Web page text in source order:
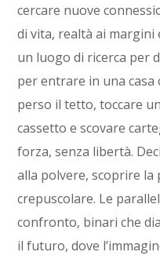
cercare nuove
di vita, realtà ai margini
un luogo di ricerca per
per entrare in una casa
perso il tetto, toccare
cassetto e scovare
forza, senza libertà.
alla polvere, scoprire la
crepuscolare. Le
confronto, binari che
il futuro, dove